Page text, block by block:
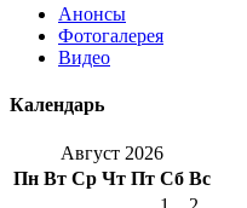
Анонсы
Фотогалерея
Видео
Календарь
Август 2026
Пн Вт Ср Чт Пт Сб Вс